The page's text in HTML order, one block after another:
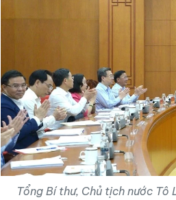
Tổng Bí thư, Chủ tịch nước